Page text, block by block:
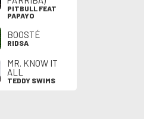
PITBULL FEAT
PAPAYO
BOOSTÉ
RIDSA
MR. KNOW IT
ALL
TEDDY SWIMS